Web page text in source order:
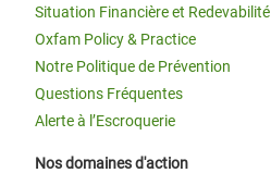
Situation Financière et Redevabilité
Oxfam Policy & Practice
Notre Politique de Prévention
Questions Fréquentes
Alerte à l’Escroquerie
Nos domaines d'action